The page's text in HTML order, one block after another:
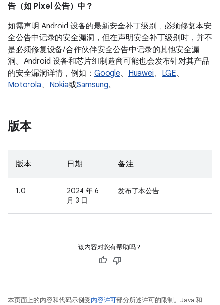
告（如 Pixel 公告）中？
如需声明 Android 设备的最新安全补丁级别，必须修复本安
全公告中记录的安全漏洞，但在声明安全补丁级别时，并不
是必须修复设备/ 合作伙伴安全公告中记录的其他安全漏
洞。Android 设备和芯片组制造商可能也会发布针对其产品
的安全漏洞详情，例如： Google、 Huawei、 LGE、
Motorola、 Nokia或Samsung。
版本
版本 日期 备注
1.0
2024 年 6
月 3 日
发布了本公告
该内容对您有帮助吗？
本页面上的内容和代码示例受内容许可部分所述许可的限制。Java 和